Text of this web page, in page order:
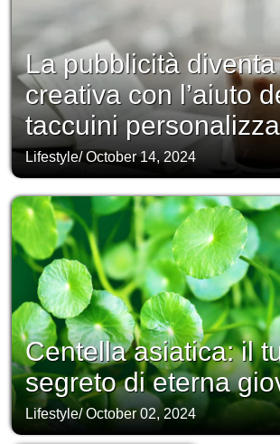
La pubblicità
creativa con l’aiuto
taccuini
Lifestyle/October 14, 2024
Centella asiatica: il
segreto di eterna
Lifestyle/October 02, 2024